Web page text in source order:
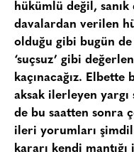
hükümlü değil,
davalardan verilen
olduğu gibi bugün de
‘suçsuz’ gibi
kaçınacağız.
aksak ilerleyen
de bu saatten sonra
ileri yorumları
kararı kendi